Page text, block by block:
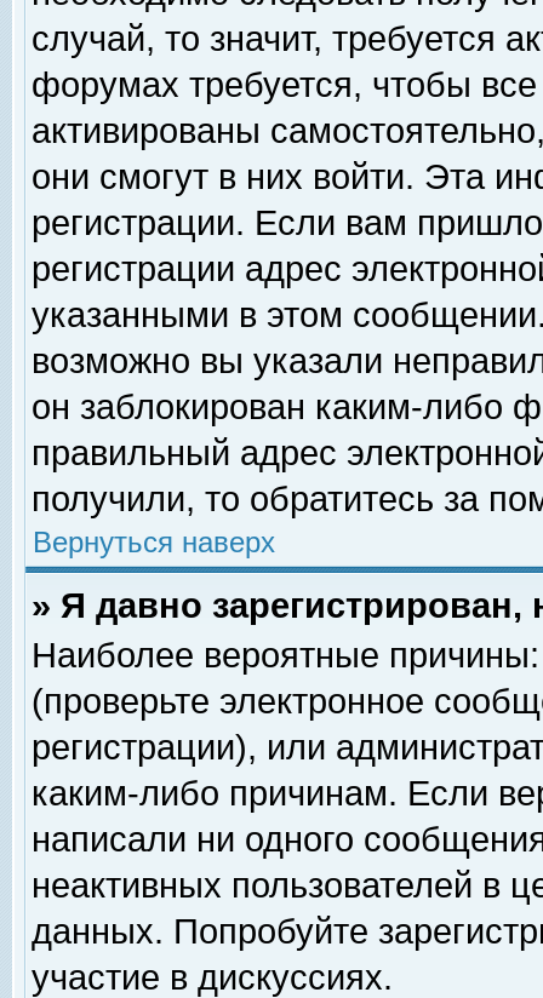
случай, то значит, требуется
форумах требуется, чтобы
активированы
они смогут в них войти. Эта
регистрации. Если вам
регистрации адрес
указанными в этом
возможно вы указали
он заблокирован каким-либо
правильный адрес
получили, то обратитесь за
Вернуться наверх
» Я давно
Наиболее вероятные
(проверьте электронное
регистрации), или
каким-либо причинам. Если
написали ни одного
неактивных пользователей в
данных. Попробуйте
участие в дискуссиях.